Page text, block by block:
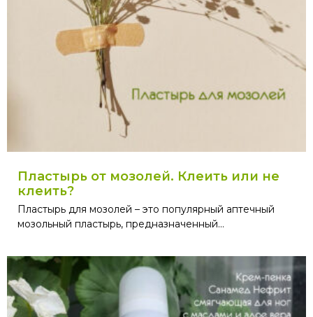
Пластырь от мозолей. Клеить или не
клеить?
Пластырь для мозолей – это популярный аптечный
мозольный пластырь, предназначенный...